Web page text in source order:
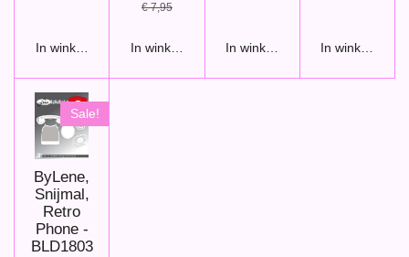
In winkelwagen
€ 7,95
In winkelwagen In winkelwagen In winkelwagen
Sale!
ByLene,
Snijmal,
Retro
Phone -
BLD1803